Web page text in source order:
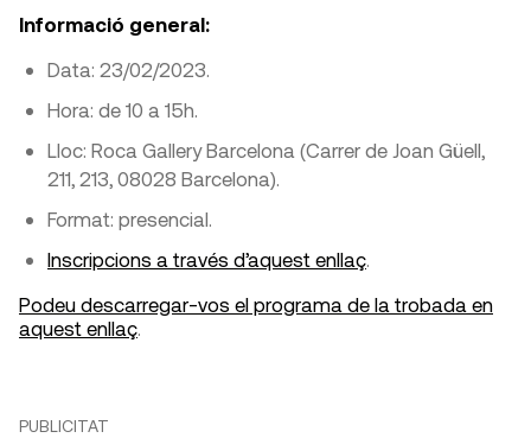
Informació general:
Data: 23/02/2023.
Hora: de 10 a 15h.
Lloc: Roca Gallery Barcelona (Carrer de Joan Güell,
211, 213, 08028 Barcelona).
Format: presencial.
Inscripcions a través d’aquest enllaç.
Podeu descarregar-vos el programa de la trobada en
aquest enllaç.
PUBLICITAT